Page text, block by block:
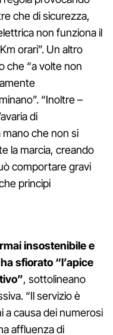
che di sicurezza,
non funziona il
orari”. Un altro
che “a volte non
“Inoltre –
di
che non si
la marcia, creando
comportare gravi
principi
insostenibile e
sfiorato “l’apice
, sottolineano
“Il servizio è
a causa dei numerosi
affluenza di